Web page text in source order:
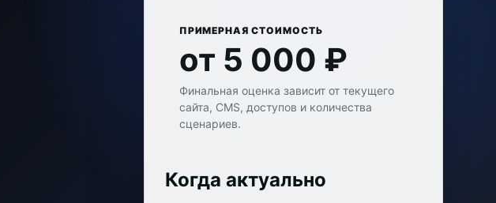
ПРИМЕРНАЯ СТОИМОСТЬ
от 5 000 ₽
Финальная оценка зависит от текущего
сайта, CMS, доступов и количества
сценариев.
Когда актуально